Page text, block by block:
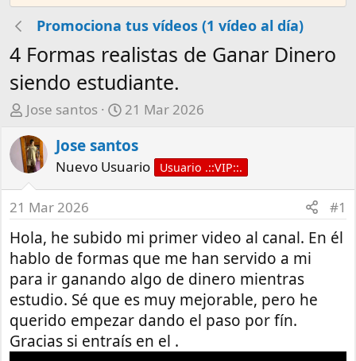
Promociona tus vídeos (1 vídeo al día)
4 Formas realistas de Ganar Dinero
siendo estudiante.
A
t
o
r
Jose santos
F
c
h
e
i
n
i
i
o
21 Mar 2026
Jose santos
Nuevo Usuario Usuario .::VIP::.
21 Mar 2026 #1
Hola, he subido mi primer video al canal. En él
hablo de formas que me han servido a mi
para ir ganando algo de dinero mientras
estudio. Sé que es muy mejorable, pero he
querido empezar dando el paso por fín.
Gracias si entraís en el .